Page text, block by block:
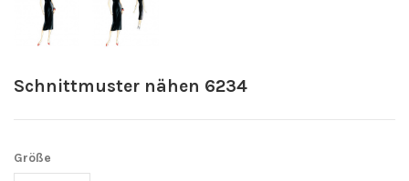
Schnittmuster nähen 6234
Größe